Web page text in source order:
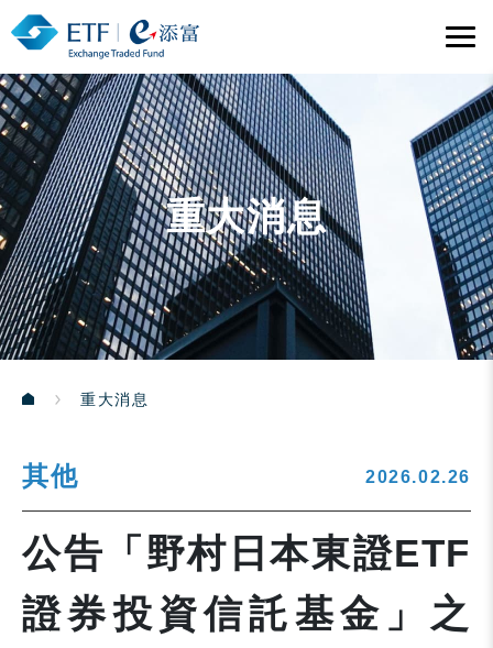
重大消息
重大消息
其他 2026.02.26
公告「野村日本東證ETF
證券投資信託基金」之